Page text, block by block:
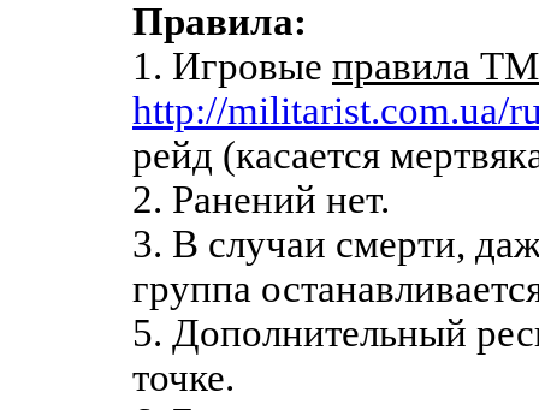
Правила:
1. Игровые правила
http://militarist.com.ua/
рейд (касается
2. Ранений нет.
3. В случаи смерти,
группа
5. Дополнительный
точке.